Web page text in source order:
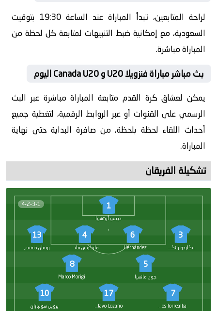
لراحة المتابعين، تبدأ المباراة عند الساعة 19:30 بتوقيت
السعودية، مع إمكانية ضبط التنبيهات لمتابعة كل لحظة من
المباراة مباشرة.
بث مباشر مباراة فنزويلا U20 و Canada U20 اليوم
يمكن لعشاق كرة القدم متابعة المباراة مباشرة عبر البث
الرسمي على القنوات أو عبر الروابط الرقمية، لتغطية جميع
أحداث اللقاء لحظة بلحظة، من صافرة البداية حتى نهاية
المباراة.
تشكيلة الفريقان
4-2-3-1 1
دييغو أوتشوا
3
ريكاردو رينكونيس
6
Sebastián Hernández
4
ماركوس مايتان
13
رومان ديفيس
5
جون مانسيا
8
Marco Morigi
7
Santos Torrealba
17
Gustavo Lozano
10
يروين سولباران